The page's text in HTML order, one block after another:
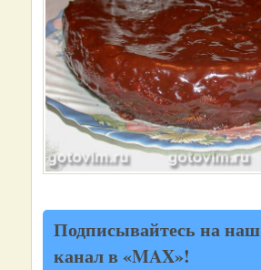
Подписывайтесь на наш
канал в «MAX»!